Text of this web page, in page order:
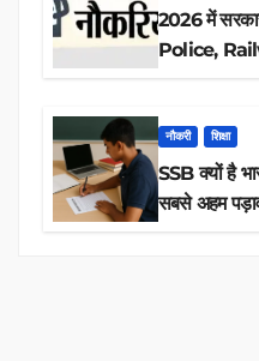
2026 में
Police,
नौकरी शिक्षा
SSB क्यों है
सबसे अहम